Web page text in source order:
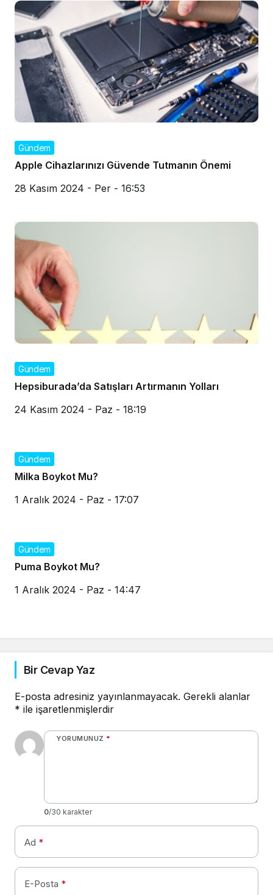
Gündem
Apple Cihazlarınızı Güvende Tutmanın Önemi
28 Kasım 2024 - Per - 16:53
Gündem
Hepsiburada’da Satışları Artırmanın Yolları
24 Kasım 2024 - Paz - 18:19
Gündem
Milka Boykot Mu?
1 Aralık 2024 - Paz - 17:07
Gündem
Puma Boykot Mu?
1 Aralık 2024 - Paz - 14:47
Bir Cevap Yaz
E-posta adresiniz yayınlanmayacak. Gerekli alanlar
* ile işaretlenmişlerdir
YORUMUNUZ *
0/30 karakter
Ad *
E-Posta *